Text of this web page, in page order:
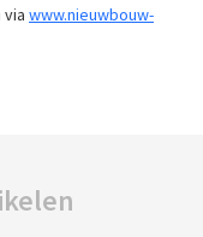
www.nieuwbouw-